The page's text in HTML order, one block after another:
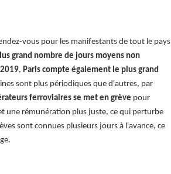
vous pour les manifestants de tout le pays
grand nombre de jours moyens non
, Paris compte également le plus grand
sont plus périodiques que d'autres, par
ferroviaires se met en grève pour
une rémunération plus juste, ce qui perturbe
sont connues plusieurs jours à l'avance, ce